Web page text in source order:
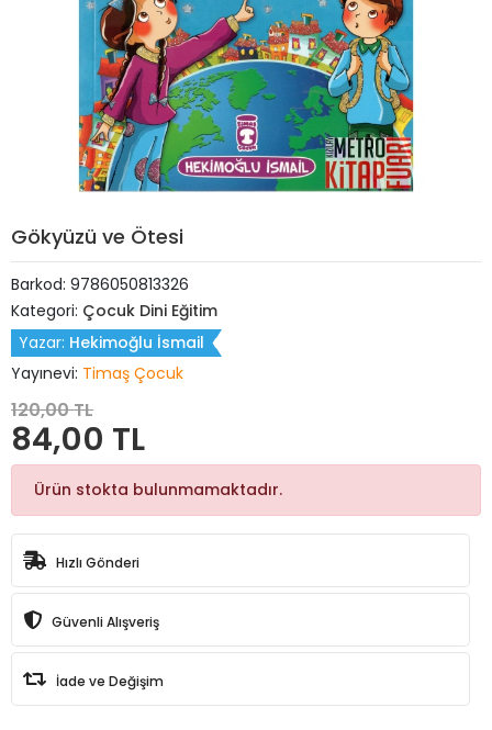
Gökyüzü ve Ötesi
Barkod: 9786050813326
Kategori: Çocuk Dini Eğitim
Yazar: Hekimoğlu İsmail
Yayınevi: Timaş Çocuk
120,00 TL
84,00 TL
Ürün stokta bulunmamaktadır.
Hızlı Gönderi
Güvenli Alışveriş
İade ve Değişim